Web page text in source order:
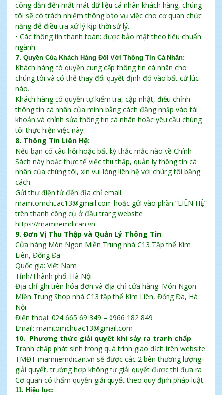
công dẫn đến mất mát dữ liệu cá nhân khách hàng, chúng
tôi sẽ có trách nhiệm thông báo vụ việc cho cơ quan chức
năng để điều tra xử lý kịp thời sử lý.
• Các thông tin thanh toán: được bảo mật theo tiêu chuẩn
ngành.
7. Quyền Của Khách Hàng Đối Với Thông Tin Cá Nhân:
Khách hàng có quyền cung cấp thông tin cá nhân cho
chúng tôi và có thể thay đổi quyết định đó vào bất cứ lúc
nào.
Khách hàng có quyền tự kiểm tra, cập nhật, điều chỉnh
thông tin cá nhân của mình bằng cách đăng nhập vào tài
khoản và chỉnh sửa thông tin cá nhân hoặc yêu cầu chúng
tôi thực hiện việc này.
8. Thông Tin Liên Hệ:
Nếu bạn có câu hỏi hoặc bất kỳ thắc mắc nào về Chính
Sách này hoặc thực tế việc thu thập, quản ly thông tin cá
nhân của chúng tôi, xin vui lòng liên hệ với chúng tôi bằng
cách:
Gửi thư điện tử đến địa chỉ email:
mamtomchuac13@gmail.com hoặc gửi vào phần “LIÊN HỆ”
trên thanh công cụ ở đầu trang website
https://mamnemdican.vn
9. Đơn Vị Thu Thập và Quản Lý Thông Tin:
Cửa hàng Món Ngon Miền Trung nhà C13 Tập thể Kim
Liên, Đống Đa
Quốc gia: Việt Nam
Tỉnh/Thành phố: Hà Nội
Địa chỉ ghi trên hóa đơn và địa chỉ cửa hàng: Món Ngon
Miền Trung Shop nhà C13 tập thể Kim Liên, Đống Đa, Hà
Nội.
Điện thoại: 024 665 69 349 – 0966 182 849
Email: mamtomchuac13@gmail.com
10. Phương thức giải quyết khi sảy ra tranh chấp:
Tranh chấp phát sinh trong quá trình giao dịch trên website
TMĐT mamnemdican.vn sẽ được các 2 bên thương lượng
giải quyết, trường hợp không tự giải quyết được thì đưa ra
Cơ quan có thẩm quyền giải quyết theo quy định pháp luật.
11. Hiệu lực: